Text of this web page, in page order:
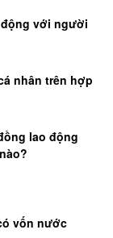
với người
nhân trên hợp
lao động
vốn nước